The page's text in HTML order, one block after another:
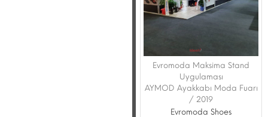
Evromoda Maksima Stand
Uygulaması
AYMOD Ayakkabı Moda Fuarı
/ 2019
Evromoda Shoes